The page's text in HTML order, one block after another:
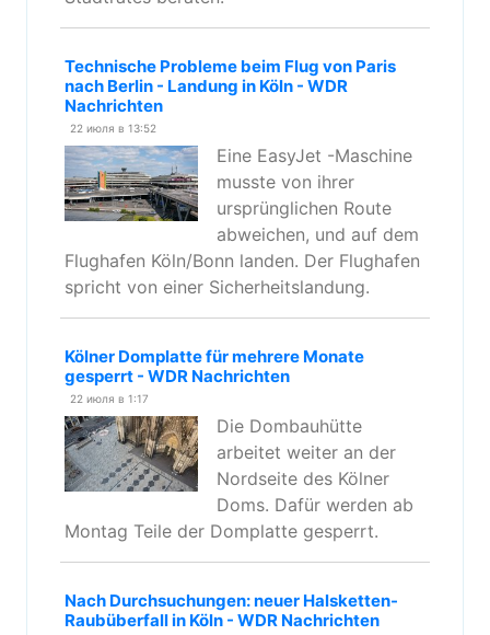
Technische Probleme beim Flug von Paris
nach Berlin - Landung in Köln - WDR
Nachrichten
22 июля в 13:52
Eine EasyJet -Maschine
musste von ihrer
ursprünglichen Route
abweichen, und auf dem
Flughafen Köln/Bonn landen. Der Flughafen
spricht von einer Sicherheitslandung.
Kölner Domplatte für mehrere Monate
gesperrt - WDR Nachrichten
22 июля в 1:17
Die Dombauhütte
arbeitet weiter an der
Nordseite des Kölner
Doms. Dafür werden ab
Montag Teile der Domplatte gesperrt.
Nach Durchsuchungen: neuer Halsketten-
Raubüberfall in Köln - WDR Nachrichten